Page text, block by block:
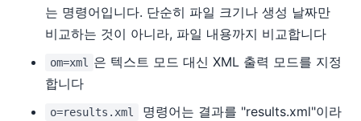
는 명령어입니다. 단순히 파일 크기나 생성 날짜만
비교하는 것이 아니라, 파일 내용까지 비교합니다
om=xml
은 텍스트 모드 대신 XML 출력 모드를 지정
합니다
o=results.xml
명령어는 결과를 "results.xml"이라